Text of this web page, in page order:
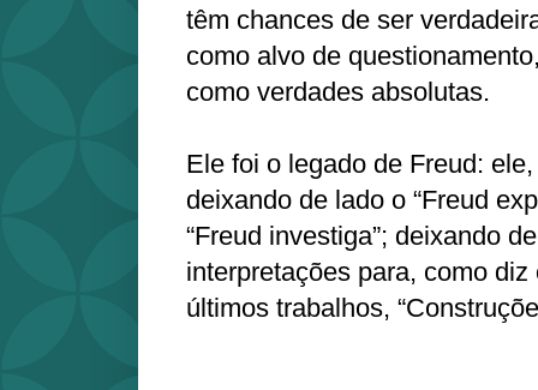
têm chances de ser
como alvo de
como verdades absolutas.
Ele foi o legado de Freud:
deixando de lado o “Freud
“Freud investiga”; deixando
interpretações para, como
últimos trabalhos,